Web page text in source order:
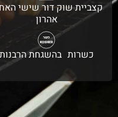
קצביית שוק דור שישי
אהרון
כשרות בהשגחת הרבנות